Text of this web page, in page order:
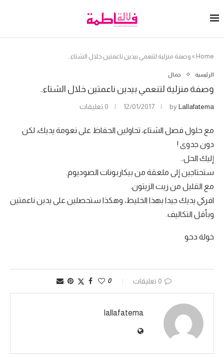
Home
» وصفة منزلية لتنعمي بيدين ناعمتين خلال الشتاء..
الرئيسية جمال
وصفة منزلية لتنعمي بيدين ناعمتين خلال الشتاء..
byLallafatema
12/01/2017 0 تعليقات
مع حلول فصل الشتاء، تحاولين الحفاظ على نعومة يديك، لكن
دون جدوى !
إليك الحل..
ستحتاجين إلى ملعقة من بيكاربونات الصوديوم.
مع القليل من زيت الزيتون.
افركي يديك جيدا بهذا الخليط، وهكذا ستحصلين على يدين ناعمتين
وبأقل التكاليف.
خولة دحو
0 تعليقات 0
lallafatema